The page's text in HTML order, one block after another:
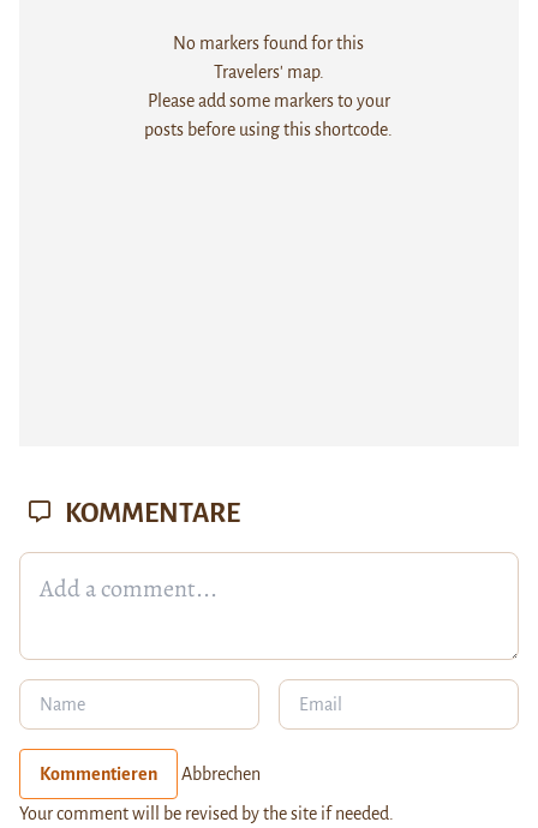
No markers found for this
Travelers' map.
Please add some markers to your
posts before using this shortcode.
KOMMENTARE
Kommentieren Abbrechen
Your comment will be revised by the site if needed.